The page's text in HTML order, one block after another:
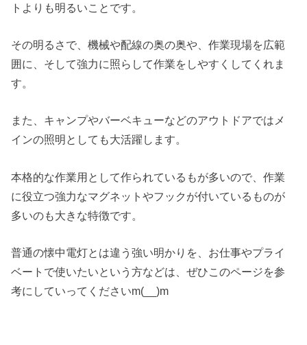
トよりも明るいことです。
その明るさで、機械や配線の奥の奥や、作業現場を広範
囲に、そして強力に照らして作業をしやすくしてくれま
す。
また、キャンプやバーベキューなどのアウトドアではメ
インの照明としても大活躍します。
本格的な作業用として作られているもが多いので、作業
に役立つ強力なマグネットやフックが付いているものが
多いのも大きな特徴です。
普通の懐中電灯とは違う強い明かりを、お仕事やプライ
ベートで使いたいという方などは、ぜひこのページを参
考にしていってくださいm(__)m